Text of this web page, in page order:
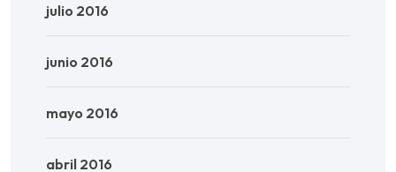
julio 2016
junio 2016
mayo 2016
abril 2016